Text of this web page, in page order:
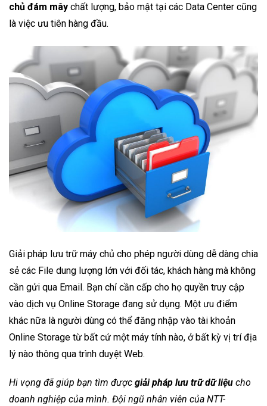
chủ đám mây chất lượng, bảo mật tại các Data Center cũng
là việc ưu tiên hàng đầu.
Giải pháp lưu trữ máy chủ cho phép người dùng dễ dàng chia
sẻ các File dung lượng lớn với đối tác, khách hàng mà không
cần gửi qua Email. Bạn chỉ cần cấp cho họ quyền truy cập
vào dịch vụ Online Storage đang sử dụng. Một ưu điểm
khác nữa là người dùng có thể đăng nhập vào tài khoản
Online Storage từ bất cứ một máy tính nào, ở bất kỳ vị trí địa
lý nào thông qua trình duyệt Web.
Hi vọng đã giúp bạn tìm được giải pháp lưu trữ dữ liệu cho
doanh nghiệp của mình. Đội ngũ nhân viên của NTT-